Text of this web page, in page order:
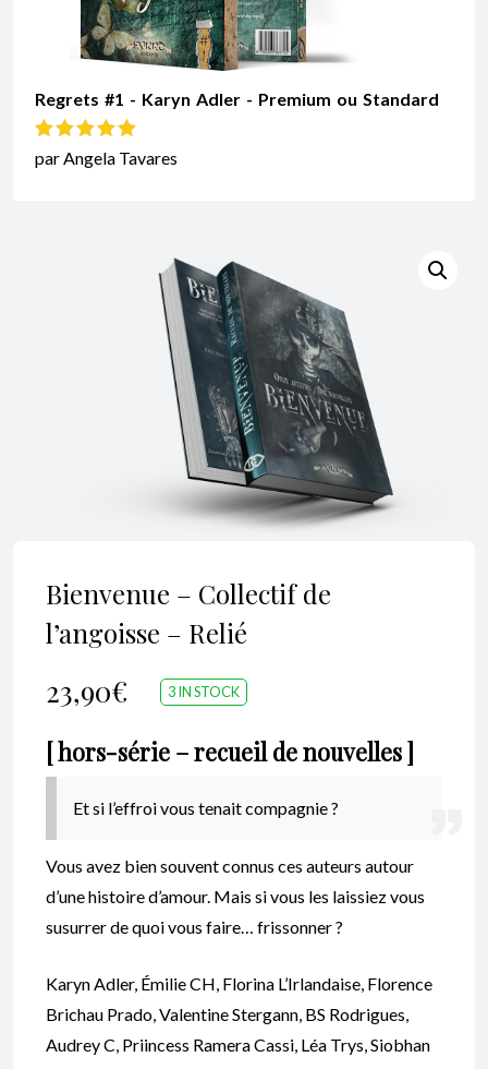
Bienvenue – Collectif de
l’angoisse – Relié
23,90€ 3 IN STOCK
[ hors-série – recueil de nouvelles ]
Et si l’effroi vous tenait compagnie ?
Vous avez bien souvent connus ces auteurs autour
d’une histoire d’amour. Mais si vous les laissiez vous
susurrer de quoi vous faire… frissonner ?
Karyn Adler, Émilie CH, Florina L’Irlandaise, Florence
Brichau Prado, Valentine Stergann, BS Rodrigues,
Audrey C, Priincess Ramera Cassi, Léa Trys, Siobhan
Regrets #1 - Karyn Adler - Premium ou Standard
Note5sur 5
par Angela Tavares